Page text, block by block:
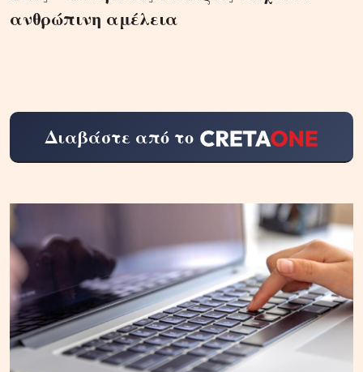
ανθρώπινη αμέλεια
Διαβάστε από το